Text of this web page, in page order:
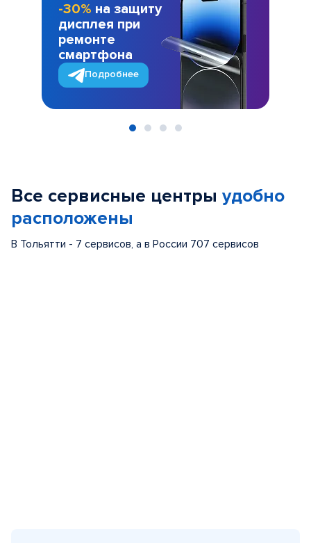
-30% на защиту
дисплея при
ремонте
смартфона
Подробнее
Все сервисные центры удобно
расположены
В Тольятти - 7 сервисов, а в России 707 сервисов